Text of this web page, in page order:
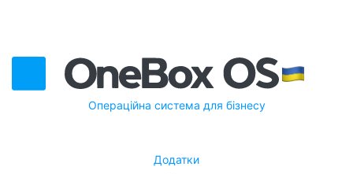
Операційна система для бізнесу
Додатки